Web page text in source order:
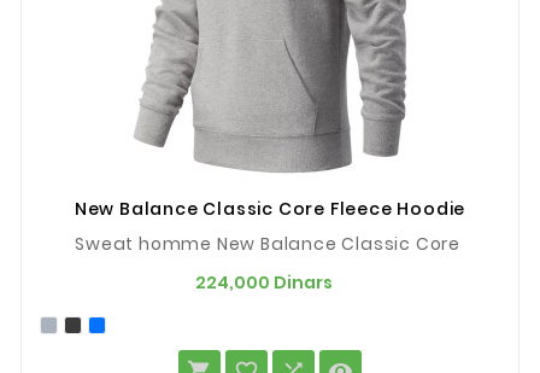
New Balance Classic Core Fleece Hoodie
Sweat homme New Balance Classic Core
224,000 Dinars